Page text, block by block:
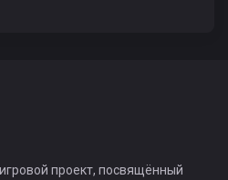
проект, посвящённый